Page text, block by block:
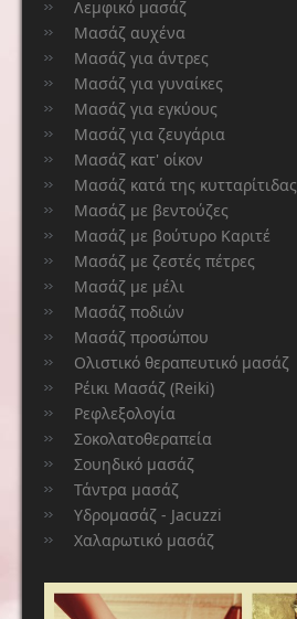
Λεμφικό μασάζ
Μασάζ αυχένα
Μασάζ για άντρες
Μασάζ για γυναίκες
Μασάζ για εγκύους
Μασάζ για ζευγάρια
Μασάζ κατ' οίκον
Μασάζ κατά της κυτταρίτιδας
Μασάζ με βεντούζες
Μασάζ με βούτυρο Καριτέ
Μασάζ με ζεστές πέτρες
Μασάζ με μέλι
Μασάζ ποδιών
Μασάζ προσώπου
Ολιστικό θεραπευτικό μασάζ
Ρέικι Μασάζ (Reiki)
Ρεφλεξολογία
Σοκολατοθεραπεία
Σουηδικό μασάζ
Τάντρα μασάζ
Υδρομασάζ - Jacuzzi
Χαλαρωτικό μασάζ